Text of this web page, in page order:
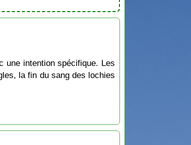
une intention spécifique. Les
la fin du sang des lochies